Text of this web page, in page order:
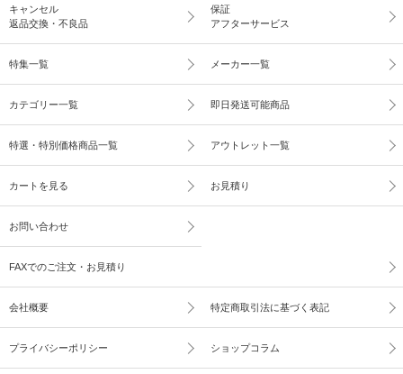
キャンセル
返品交換・不良品
保証
アフターサービス
特集一覧 メーカー一覧
カテゴリー一覧 即日発送可能商品
特選・特別価格商品一覧 アウトレット一覧
カートを見る お見積り
お問い合わせ
FAXでのご注文・お見積り
会社概要 特定商取引法に基づく表記
プライバシーポリシー ショップコラム